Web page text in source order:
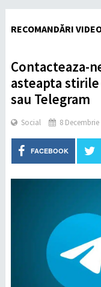
RECOMANDĂRI
Contacteaza-
asteapta
sau Telegram
Social 8 Decembrie
FACEBOOK